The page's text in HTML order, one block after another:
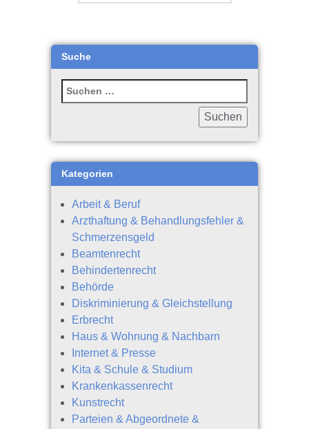
Suche
Kategorien
Arbeit & Beruf
Arzthaftung & Behandlungsfehler &
Schmerzensgeld
Beamtenrecht
Behindertenrecht
Behörde
Diskriminierung & Gleichstellung
Erbrecht
Haus & Wohnung & Nachbarn
Internet & Presse
Kita & Schule & Studium
Krankenkassenrecht
Kunstrecht
Parteien & Abgeordnete &